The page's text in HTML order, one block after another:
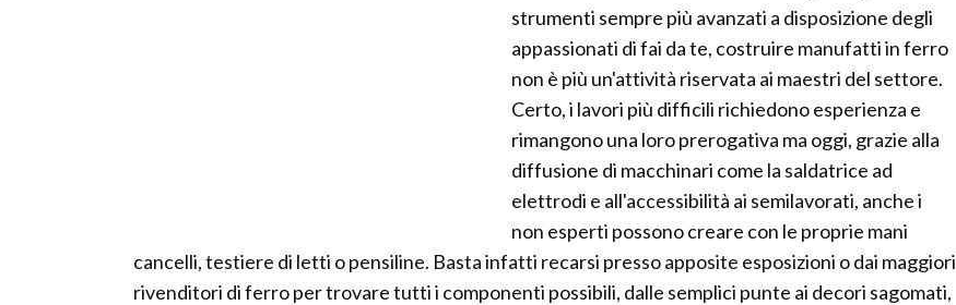
strumenti sempre più avanzati a disposizione degli
appassionati di fai da te, costruire manufatti in ferro
non è più un'attività riservata ai maestri del settore.
Certo, i lavori più difficili richiedono esperienza e
rimangono una loro prerogativa ma oggi, grazie alla
diffusione di macchinari come la saldatrice ad
elettrodi e all'accessibilità ai semilavorati, anche i
non esperti possono creare con le proprie mani
cancelli, testiere di letti o pensiline. Basta infatti recarsi presso apposite esposizioni o dai maggiori
rivenditori di ferro per trovare tutti i componenti possibili, dalle semplici punte ai decori sagomati,